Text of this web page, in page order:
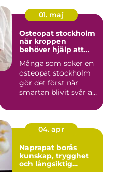
01. maj
Osteopat stockholm
när kroppen
behöver hjälp att
Många som söker en
osteopat stockholm
gör det först när
smärtan blivit svår att
04. apr
Naprapat borås
kunskap, trygghet
och långsiktig